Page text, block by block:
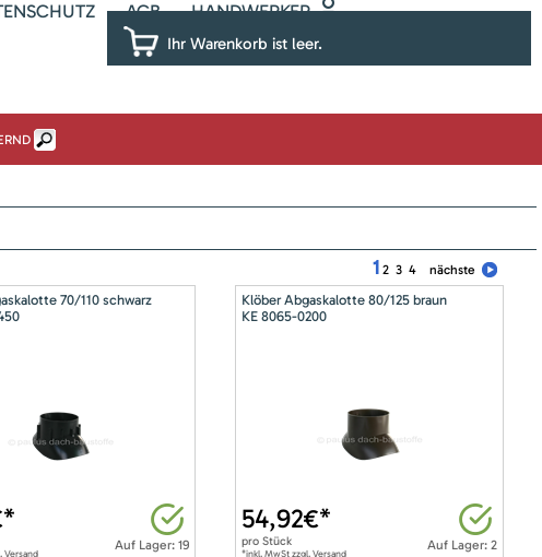
AGB HANDWERKER
Ihr Warenkorb ist leer.
1 2 3 4 nächste
70/110 schwarz
Auf Lager: 19
Versand
Klöber Abgaskalotte 80/125 braun
KE 8065-0200
Auf Lager: 2
54,92€*
proStück
*inkl. MwSt zzgl. Versand